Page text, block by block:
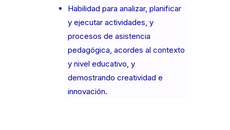
Habilidad para analizar, planificar
y ejecutar actividades, y
procesos de asistencia
pedagógica, acordes al contexto
y nivel educativo, y
demostrando creatividad e
innovación.